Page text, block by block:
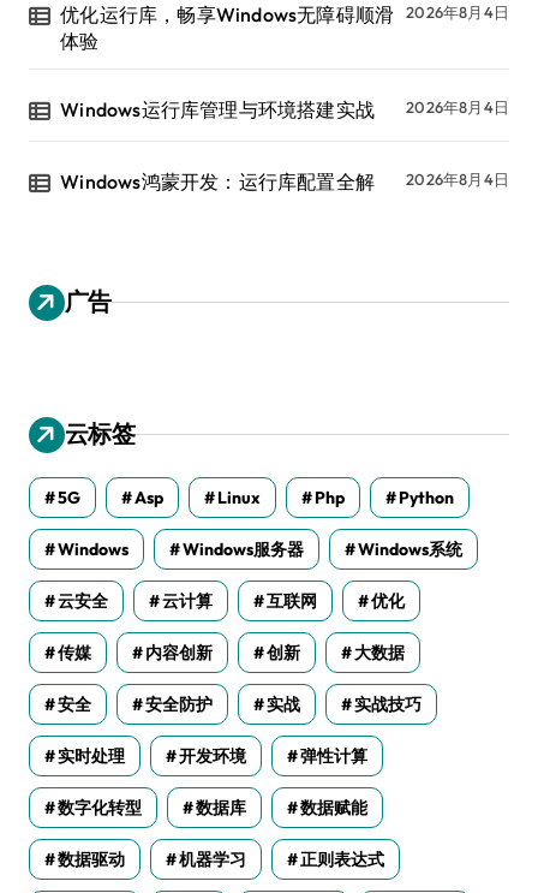
优化运行库，畅享Windows无障碍顺滑
体验
2026年8月4日
Windows运行库管理与环境搭建实战 2026年8月4日
Windows鸿蒙开发：运行库配置全解 2026年8月4日
广告
云标签
5G Asp Linux Php Python
Windows Windows服务器 Windows系统
云安全 云计算 互联网 优化
传媒 内容创新 创新 大数据
安全 安全防护 实战 实战技巧
实时处理 开发环境 弹性计算
数字化转型 数据库 数据赋能
数据驱动 机器学习 正则表达式